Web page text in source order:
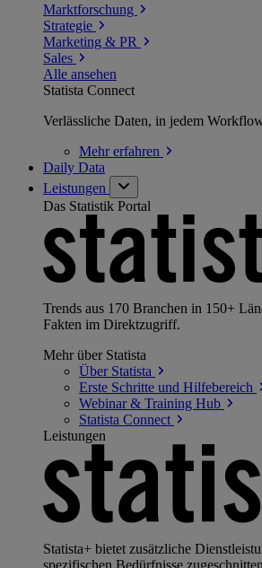
Marktforschung
Strategie
Marketing & PR
Sales
Alle ansehen
Statista Connect
Verlässliche Daten, in jedem
Mehrerfahren
Daily Data
Leistungen
Das Statistik Portal
Trends aus 170 Branchen in 150+
Fakten im Direktzugriff.
Mehr über Statista
Über Statista
Erste Schritte und Hilfebereich
Webinar & Training Hub
Statista Connect
Leistungen
Statista+ bietet zusätzliche
spezifischen Bedürfnisse